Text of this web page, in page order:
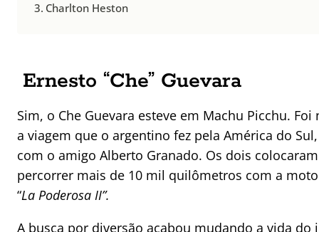
Charlton Heston
Ernesto “Che” Guevara
Sim, o Che Guevara esteve em Machu Picchu.
a viagem que o argentino fez pela América do
com o amigo Alberto Granado. Os dois
percorrer mais de 10 mil quilômetros com a
“La Poderosa II”.
A busca por diversão acabou mudando a vida